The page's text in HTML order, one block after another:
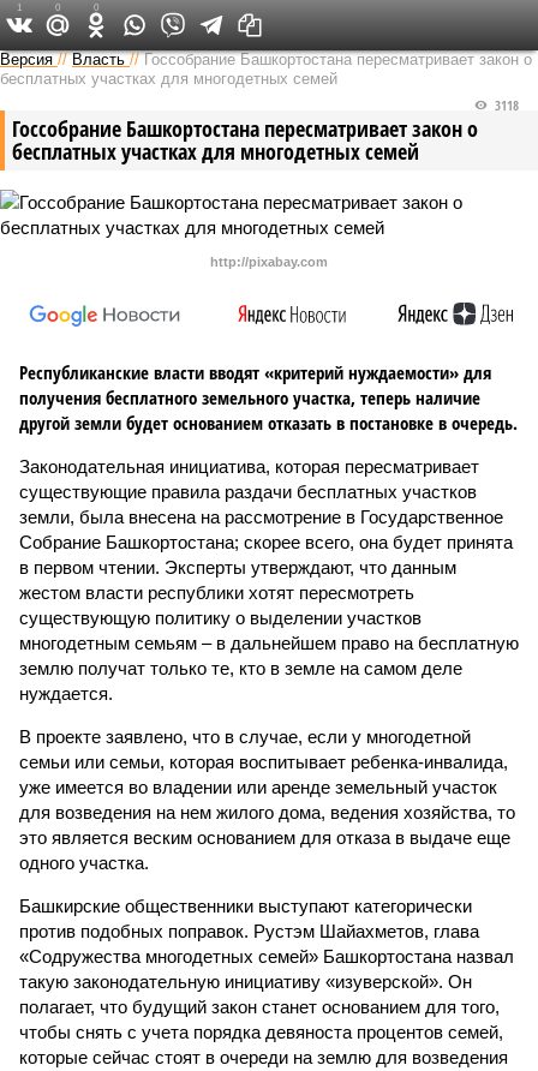
Версия в Башкирии
Версия //Власть //Госсобрание Башкортостана пересматривает закон о
бесплатных участках для многодетных семей
Госсобрание Башкортостана пересматривает закон о
бесплатных участках для многодетных семей
3118
http://pixabay.com
Республиканские власти вводят «критерий нуждаемости» для
получения бесплатного земельного участка, теперь наличие
другой земли будет основанием отказать в постановке в очередь.
Законодательная инициатива, которая пересматривает
существующие правила раздачи бесплатных участков
земли, была внесена на рассмотрение в Государственное
Собрание Башкортостана; скорее всего, она будет принята
в первом чтении. Эксперты утверждают, что данным
жестом власти республики хотят пересмотреть
существующую политику о выделении участков
многодетным семьям – в дальнейшем право на бесплатную
землю получат только те, кто в земле на самом деле
нуждается.
В проекте заявлено, что в случае, если у многодетной
семьи или семьи, которая воспитывает ребенка-инвалида,
уже имеется во владении или аренде земельный участок
для возведения на нем жилого дома, ведения хозяйства, то
это является веским основанием для отказа в выдаче еще
одного участка.
Башкирские общественники выступают категорически
против подобных поправок. Рустэм Шайахметов, глава
«Содружества многодетных семей» Башкортостана назвал
такую законодательную инициативу «изуверской». Он
полагает, что будущий закон станет основанием для того,
чтобы снять с учета порядка девяноста процентов семей,
которые сейчас стоят в очереди на землю для возведения
1 0 0